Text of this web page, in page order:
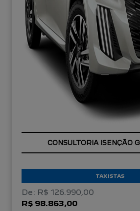
OPORTUNIDADE
TAXISTAS
De: R$ 126.990,00
R$ 98.863,00